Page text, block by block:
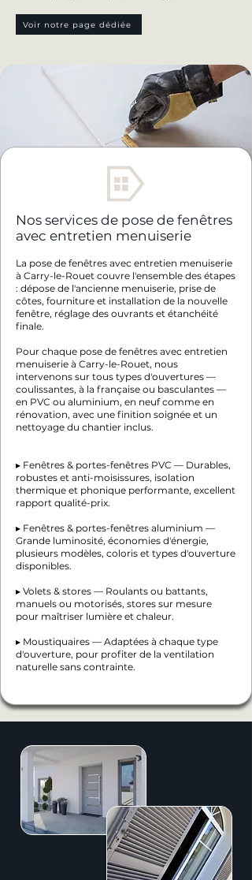
Voir notre page dédiée
Nos services de pose de fenêtres
avec entretien menuiserie
La pose de fenêtres avec entretien menuiserie
à Carry-le-Rouet couvre l'ensemble des étapes
: dépose de l'ancienne menuiserie, prise de
côtes, fourniture et installation de la nouvelle
fenêtre, réglage des ouvrants et étanchéité
finale.
Pour chaque pose de fenêtres avec entretien
menuiserie à Carry-le-Rouet, nous
intervenons sur tous types d'ouvertures —
coulissantes, à la française ou basculantes —
en PVC ou aluminium, en neuf comme en
rénovation, avec une finition soignée et un
nettoyage du chantier inclus.
▸ Fenêtres & portes-fenêtres PVC — Durables,
robustes et anti-moisissures, isolation
thermique et phonique performante, excellent
rapport qualité-prix.
▸ Fenêtres & portes-fenêtres aluminium —
Grande luminosité, économies d'énergie,
plusieurs modèles, coloris et types d'ouverture
disponibles.
▸ Volets & stores — Roulants ou battants,
manuels ou motorisés, stores sur mesure
pour maîtriser lumière et chaleur.
▸ Moustiquaires — Adaptées à chaque type
d'ouverture, pour profiter de la ventilation
naturelle sans contrainte.